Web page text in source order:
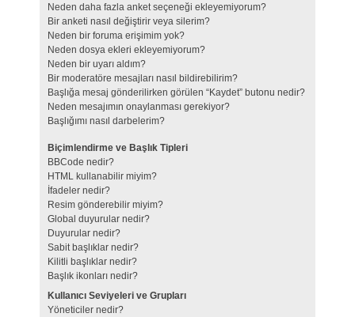
Neden daha fazla anket seçeneği ekleyemiyorum?
Bir anketi nasıl değiştirir veya silerim?
Neden bir foruma erişimim yok?
Neden dosya ekleri ekleyemiyorum?
Neden bir uyarı aldım?
Bir moderatöre mesajları nasıl bildirebilirim?
Başlığa mesaj gönderilirken görülen “Kaydet” butonu nedir?
Neden mesajımın onaylanması gerekiyor?
Başlığımı nasıl darbelerim?
Biçimlendirme ve Başlık Tipleri
BBCode nedir?
HTML kullanabilir miyim?
İfadeler nedir?
Resim gönderebilir miyim?
Global duyurular nedir?
Duyurular nedir?
Sabit başlıklar nedir?
Kilitli başlıklar nedir?
Başlık ikonları nedir?
Kullanıcı Seviyeleri ve Grupları
Yöneticiler nedir?